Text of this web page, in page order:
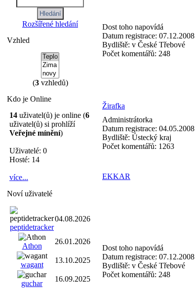
Rozšířené hledání
Vzhled
(3vzhledů)
Kdo je Online
14 uživatel(ů) je online (6
uživatel(ů) si prohlíží
Veřejné mínění)
Uživatelé: 0
Hosté: 14
více...
Noví uživatelé
peptidetracker
04.08.2026
Athon
26.01.2026
wagant
13.10.2025
guchar
16.09.2025
Dost toho napovídá
Datum registrace: 07.12.2008
Bydliště: v České Třebové
Počet komentářů: 248
Žirafka
Administrátorka
Datum registrace: 04.05.2008
Bydliště: Ústecký kraj
Počet komentářů: 1263
EKKAR
Dost toho napovídá
Datum registrace: 07.12.2008
Bydliště: v České Třebové
Počet komentářů: 248